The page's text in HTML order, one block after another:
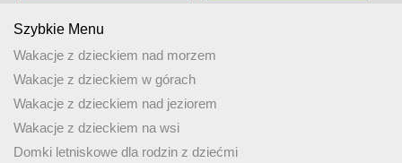
Szybkie Menu
Wakacje z dzieckiem nad morzem
Wakacje z dzieckiem w górach
Wakacje z dzieckiem nad jeziorem
Wakacje z dzieckiem na wsi
Domki letniskowe dla rodzin z dziećmi